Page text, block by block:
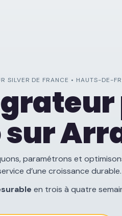
SILVER DE FRANCE • HAUTS-DE-
sur
paramétrons et
d’une croissance durable.
en trois à quatre